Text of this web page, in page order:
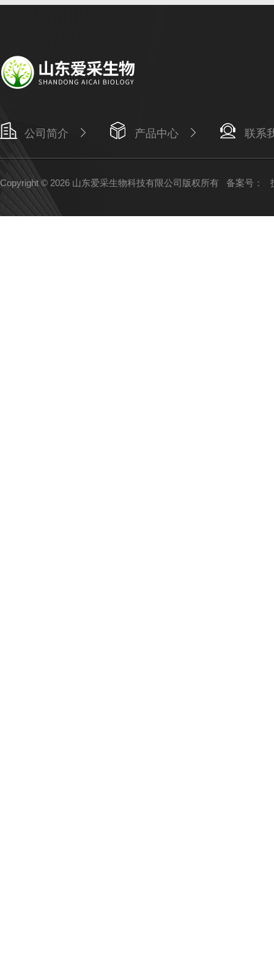
公司简介 产品中心 联系
Copyright © 2026 山东爱采生物科技有限公司版权所有 备案号：